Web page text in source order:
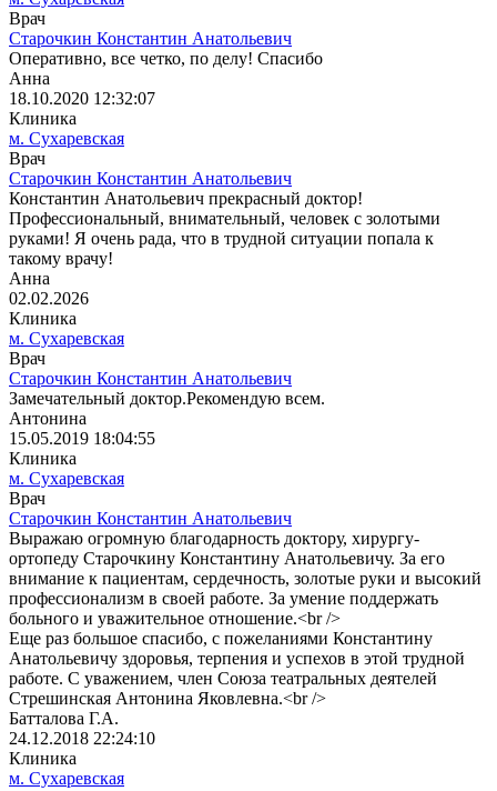
Врач
Старочкин Константин Анатольевич
Оперативно, все четко, по делу! Спасибо
Анна
18.10.2020 12:32:07
Клиника
м. Сухаревская
Врач
Старочкин Константин Анатольевич
Константин Анатольевич прекрасный доктор!
Профессиональный, внимательный, человек с золотыми
руками! Я очень рада, что в трудной ситуации попала к
такому врачу!
Анна
02.02.2026
Клиника
м. Сухаревская
Врач
Старочкин Константин Анатольевич
Замечательный доктор.Рекомендую всем.
Антонина
15.05.2019 18:04:55
Клиника
м. Сухаревская
Врач
Старочкин Константин Анатольевич
Выражаю огромную благодарность доктору, хирургу-
ортопеду Старочкину Константину Анатольевичу. За его
внимание к пациентам, сердечность, золотые руки и высокий
профессионализм в своей работе. За умение поддержать
больного и уважительное отношение.<br />
Еще раз большое спасибо, с пожеланиями Константину
Анатольевичу здоровья, терпения и успехов в этой трудной
работе. С уважением, член Союза театральных деятелей
Стрешинская Антонина Яковлевна.<br />
Батталова Г.А.
24.12.2018 22:24:10
Клиника
м. Сухаревская